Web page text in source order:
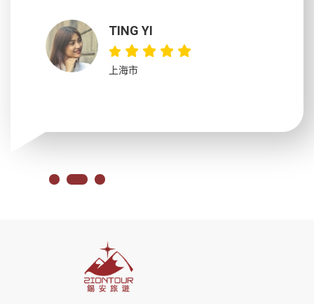
TING YI
上海市